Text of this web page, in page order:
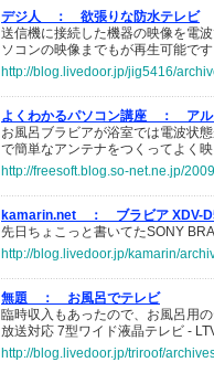
デジ人 ：
欲張りな防水テレビ
送信機に接続した機器の映像を電
ソコンの映像までもが再生可能です
http://blog.livedoor.jp/jig5416/
よくわかるパソコン講座 ：
ア
お風呂ブラビアが浴室では電波状
で簡単なアンテナをつくってよく映
http://freesoft.blog.so-net.ne.jp/
kamarin.net ：
ブラビア XDV-
先日ちょこっと書いてたSONY
http://blog.livedoor.jp/kamarin/
無題 ：
お風呂でテレビ
臨時収入もあったので、お風呂用
放送対応 7型ワイド液晶テレビ -
http://blog.livedoor.jp/triroof/